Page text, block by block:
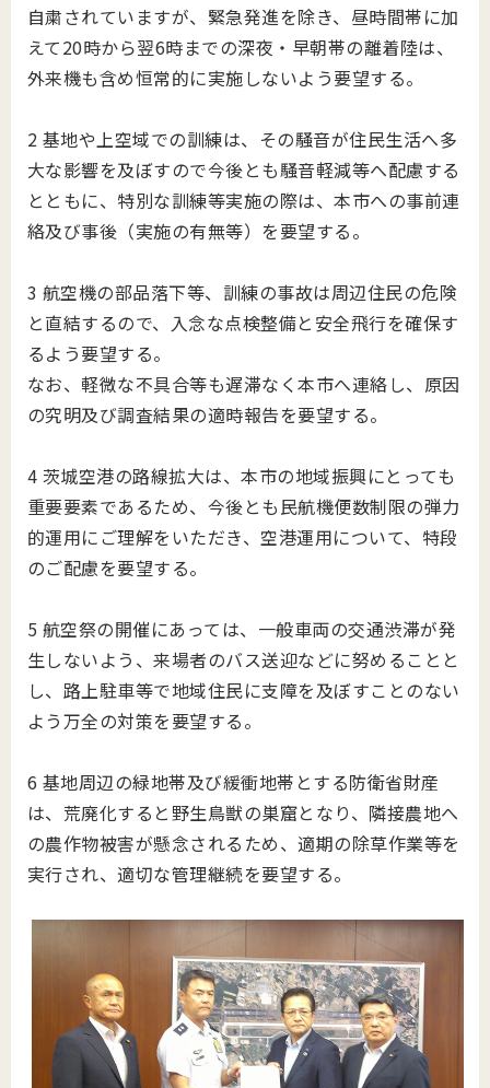
自粛されていますが、緊急発進を除き、昼時間帯に加
えて20時から翌6時までの深夜・早朝帯の離着陸は、
外来機も含め恒常的に実施しないよう要望する。
2 基地や上空域での訓練は、その騒音が住民生活へ多
大な影響を及ぼすので今後とも騒音軽減等へ配慮する
とともに、特別な訓練等実施の際は、本市への事前連
絡及び事後（実施の有無等）を要望する。
3 航空機の部品落下等、訓練の事故は周辺住民の危険
と直結するので、入念な点検整備と安全飛行を確保す
るよう要望する。
なお、軽微な不具合等も遅滞なく本市へ連絡し、原因
の究明及び調査結果の適時報告を要望する。
4 茨城空港の路線拡大は、本市の地域振興にとっても
重要要素であるため、今後とも民航機便数制限の弾力
的運用にご理解をいただき、空港運用について、特段
のご配慮を要望する。
5 航空祭の開催にあっては、一般車両の交通渋滞が発
生しないよう、来場者のバス送迎などに努めることと
し、路上駐車等で地域住民に支障を及ぼすことのない
よう万全の対策を要望する。
6 基地周辺の緑地帯及び緩衝地帯とする防衛省財産
は、荒廃化すると野生鳥獣の巣窟となり、隣接農地へ
の農作物被害が懸念されるため、適期の除草作業等を
実行され、適切な管理継続を要望する。